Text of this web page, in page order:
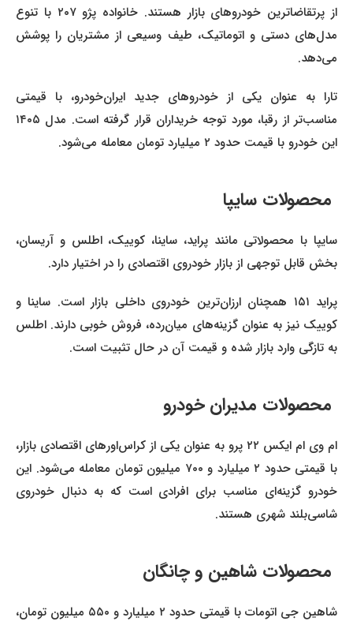
از پرتقاضاترین خودروهای بازار هستند. خانواده پژو ۲۰۷ با تنوع
مدل‌های دستی و اتوماتیک، طیف وسیعی از مشتریان را پوشش
می‌دهد.
تارا به عنوان یکی از خودروهای جدید ایران‌خودرو، با قیمتی
مناسب‌تر از رقبا، مورد توجه خریداران قرار گرفته است. مدل ۱۴۰۵
این خودرو با قیمت حدود ۲ میلیارد تومان معامله می‌شود.
محصولات سایپا
سایپا با محصولاتی مانند پراید، ساینا، کوییک، اطلس و آریسان،
بخش قابل توجهی از بازار خودروی اقتصادی را در اختیار دارد.
پراید ۱۵۱ همچنان ارزان‌ترین خودروی داخلی بازار است. ساینا و
کوییک نیز به عنوان گزینه‌های میان‌رده، فروش خوبی دارند. اطلس
به تازگی وارد بازار شده و قیمت آن در حال تثبیت است.
محصولات مدیران خودرو
ام وی ام ایکس ۲۲ پرو به عنوان یکی از کراس‌اورهای اقتصادی بازار،
با قیمتی حدود ۲ میلیارد و ۷۰۰ میلیون تومان معامله می‌شود. این
خودرو گزینه‌ای مناسب برای افرادی است که به دنبال خودروی
شاسی‌بلند شهری هستند.
محصولات شاهین و چانگان
شاهین جی اتومات با قیمتی حدود ۲ میلیارد و ۵۵۰ میلیون تومان،